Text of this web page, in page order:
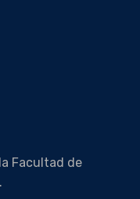
Facultad de